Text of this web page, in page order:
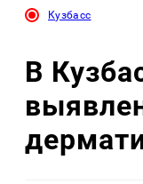
Кузбасс
В